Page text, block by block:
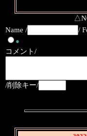
Name /
/
●
コメント/
/削除キー/